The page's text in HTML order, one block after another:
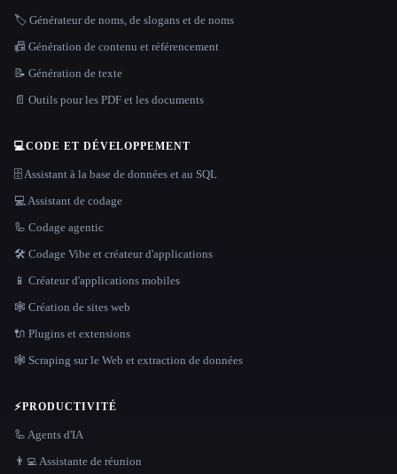
🏷️ Générateur de noms, de slogans et de noms
📠 Génération de contenu et référencement
📝 Génération de texte
📄 Outils pour les PDF et les documents
💻CODE ET DÉVELOPPEMENT
🗄️ Assistant à la base de données et au SQL
💻 Assistant de codage
🦾 Codage agentic
🛠️ Codage Vibe et créateur d'applications
📱 Créateur d'applications mobiles
🕸 Création de sites web
🔌 Plugins et extensions
🕸️ Scraping sur le Web et extraction de données
⚡PRODUCTIVITÉ
🦾 Agents d'IA
👨‍💻 Assistante de réunion